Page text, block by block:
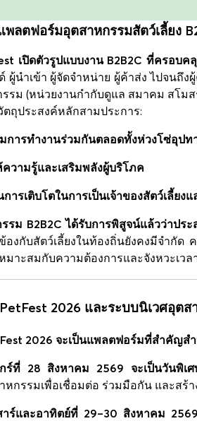
พลตฟอร์มอุตสาหกรรมสัตว์เลี้ยง
เปิดตัวรูปแบบงาน B2B2C ที่ครอบค
ผู้นำเข้า ผู้จัดจำหน่าย ผู้ค้าส่ง ไปจนถึ
รม (หน่วยงานกำกับดูแล สมาคม สโมส
ถุประสงค์หลักสามประการ:
มการทำงานร่วมกันตลอดทั้งห่วงโซ่อุปท
ความรู้และเสริมพลังผู้บริโภค
ารเติบโตในการเป็นเจ้าของสัตว์เลี้ยง
รม B2B2C ได้รับการพิสูจน์แล้วว่าปร
องกับสัตว์เลี้ยงในท้องถิ่นยังคงมีจำกั
มาะสมกับความต้องการและจังหวะเวล
2026 และระบบนิเวศอุตส
2026 จะเป็นแพลตฟอร์มที่สำคัญส
ร์ที่ 28 สิงหาคม 2569 จะเป็นวันพิเศ
หกรรมเพื่อเชื่อมต่อ ร่วมมือกัน และสร้
าร์และอาทิตย์ที่ 29–30 สิงหาคม